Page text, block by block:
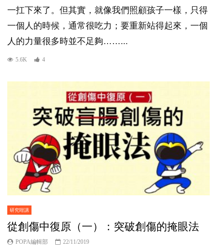
一扛下來了。但其實，就像我們照顧孩子一樣，只得
一個人的時候，通常很吃力；要重新站得起來，一個
人的力量很多時並不足夠……...
5.6K 4
研究咁講
從創傷中復原（一）：突破創傷的掩眼法
POPA編輯部 22/11/2019